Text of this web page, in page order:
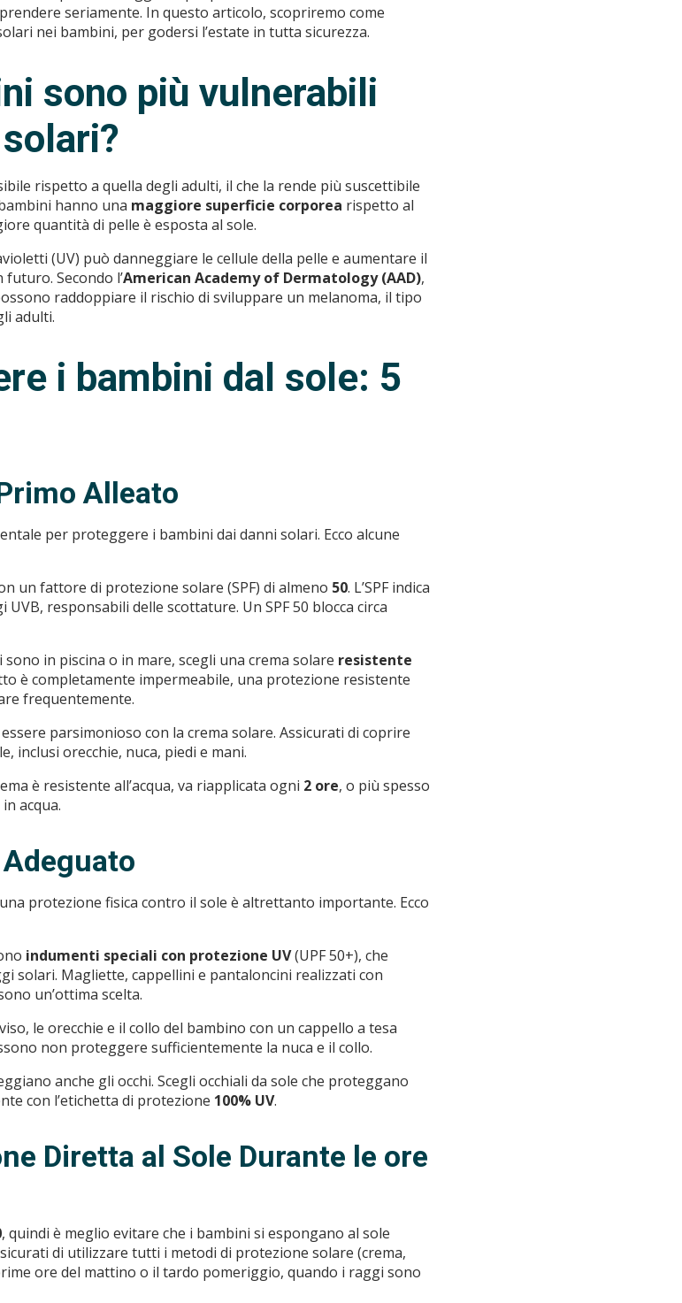
seriamente. In questo articolo, scopriremo come
nei bambini, per godersi l’estate in tutta sicurezza.
sono più vulnerabili
rispetto a quella degli adulti, il che la rende più suscettibile
hanno una maggiore superficie corporea rispetto al
quantità di pelle è esposta al sole.
(UV) può danneggiare le cellule della pelle e aumentare il
futuro. Secondo l’American Academy of Dermatology (AAD),
raddoppiare il rischio di sviluppare un melanoma, il tipo
adulti.
i bambini dal sole: 5
Alleato
per proteggere i bambini dai danni solari. Ecco alcune
un fattore di protezione solare (SPF) di almeno 50. L’SPF indica
responsabili delle scottature. Un SPF 50 blocca circa
sono in piscina o in mare, scegli una crema solare resistente
è completamente impermeabile, una protezione resistente
frequentemente.
parsimonioso con la crema solare. Assicurati di coprire
inclusi orecchie, nuca, piedi e mani.
è resistente all’acqua, va riapplicata ogni 2 ore, o più spesso
acqua.
protezione fisica contro il sole è altrettanto importante. Ecco
indumenti speciali con protezione UV(UPF 50+), che
solari. Magliette, cappellini e pantaloncini realizzati con
un’ottima scelta.
le orecchie e il collo del bambino con un cappello a tesa
non proteggere sufficientemente la nuca e il collo.
anche gli occhi. Scegli occhiali da sole che proteggano
con l’etichetta di protezione 100% UV.
Diretta al Sole Durante le ore
, quindi è meglio evitare che i bambini si espongano al sole
di utilizzare tutti i metodi di protezione solare (crema,
ore del mattino o il tardo pomeriggio, quando i raggi sono